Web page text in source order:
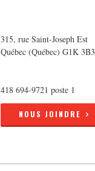
315, rue Saint-Joseph Est
Québec (Québec) G1K 3B3
418 694-9721 poste 1
NOUS JOINDRE